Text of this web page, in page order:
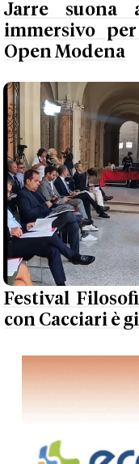
Jarre suona
immersivo
Open Modena
Festival
con Cacciari è